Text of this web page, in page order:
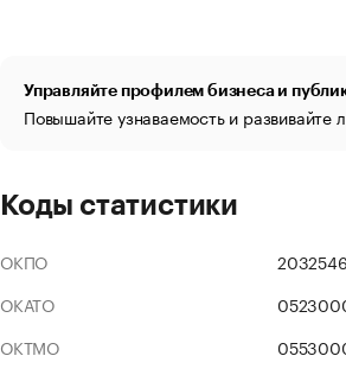
Управляйте профилем бизнеса и
Повышайте узнаваемость и развивайте
Коды статистики
ОКПО
ОКАТО
ОКТМО